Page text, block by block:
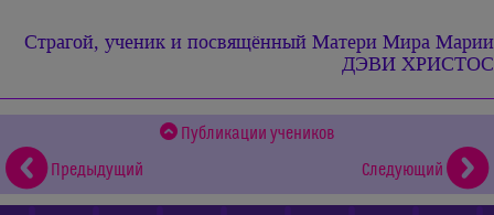
Страгой, ученик и посвящённый Матери Мира Марии
ДЭВИ ХРИСТОС
Публикации учеников
Предыдущий
Следующий